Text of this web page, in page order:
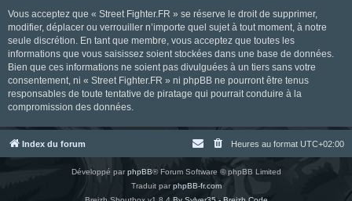
Vous acceptez que « Street Fighter.FR » se réserve le droit de supprimer,
modifier, déplacer ou verrouiller n’importe quel sujet à tout moment, à notre
seule discrétion. En tant que membre, vous acceptez que toutes les
informations que vous saisissez soient stockées dans une base de données.
Bien que ces informations ne soient pas divulguées à un tiers sans votre
consentement, ni « Street Fighter.FR » ni phpBB ne pourront être tenus
responsables de toute tentative de piratage qui pourrait conduire à la
compromission des données.
Index du forum Heures au format UTC+02:00
Développé parphpBB® Forum Software © phpBB Limited
Traduit parphpBB-fr.com